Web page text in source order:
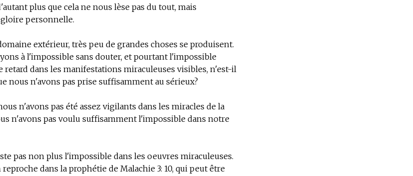
plus que cela ne nous lèse pas du tout, mais
personnelle.
extérieur, très peu de grandes choses se produisent.
à l'impossible sans douter, et pourtant l'impossible
retard dans les manifestations miraculeuses visibles, n'est-il
nous n'avons pas prise suffisamment au sérieux?
n'avons pas été assez vigilants dans les miracles de la
n'avons pas voulu suffisamment l'impossible dans notre
pas non plus l'impossible dans les oeuvres miraculeuses.
dans la prophétie de Malachie 3: 10, qui peut être